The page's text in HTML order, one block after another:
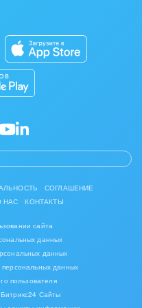
услуги
СОГЛАШЕНИЕ
НАС КОНТАКТЫ
сайта
данных
данных
персональных данных
пользователя
Сайты